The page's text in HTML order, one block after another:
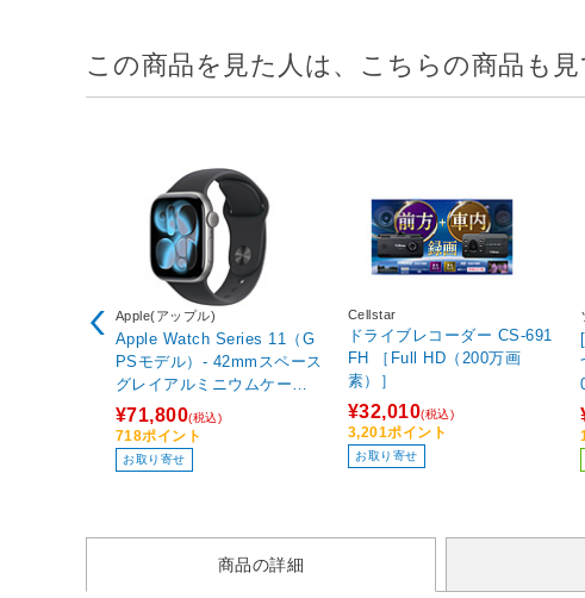
この商品を見た人は、こちらの商品も見
Apple(アップル)
Apple Watch Series 11（G
PSモデル）- 42mmスペース
グレイアルミニウムケース
とブラックスポーツバンド -
S/M MEQW4J/A
¥71,800(税込)
718ポイント
お取り寄せ
Cellstar
ドライブレコーダー CS-691
FH ［Full HD（200万画
素）］
¥32,010(税込)
3,201ポイント
お取り寄せ
商品の詳細